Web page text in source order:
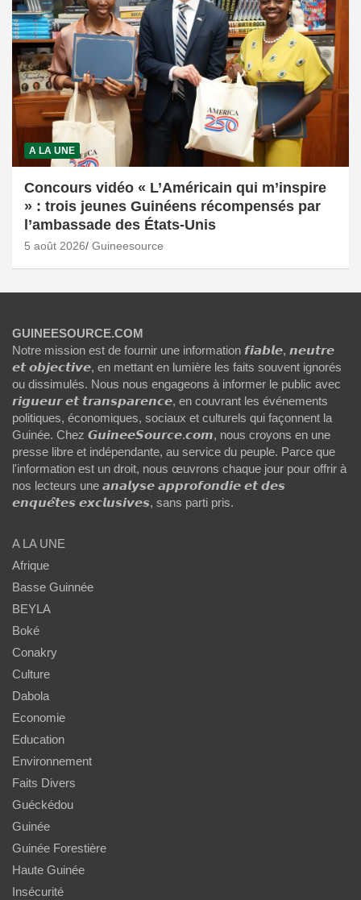
A LA UNE
Concours vidéo « L’Américain qui m’inspire
» : trois jeunes Guinéens récompensés par
l’ambassade des États-Unis
5 août 2026 Guineesource
GUINEESOURCE.COM
Notre mission est de fournir une information 𝙛𝙞𝙖𝙗𝙡𝙚, 𝙣𝙚𝙪𝙩𝙧𝙚
𝙚𝙩 𝙤𝙗𝙟𝙚𝙘𝙩𝙞𝙫𝙚, en mettant en lumière les faits souvent ignorés
ou dissimulés. Nous nous engageons à informer le public avec
𝙧𝙞𝙜𝙪𝙚𝙪𝙧 𝙚𝙩 𝙩𝙧𝙖𝙣𝙨𝙥𝙖𝙧𝙚𝙣𝙘𝙚, en couvrant les événements
politiques, économiques, sociaux et culturels qui façonnent la
Guinée. Chez 𝙂𝙪𝙞𝙣𝙚𝙚𝙎𝙤𝙪𝙧𝙘𝙚.𝙘𝙤𝙢, nous croyons en une
presse libre et indépendante, au service du peuple. Parce que
l'information est un droit, nous œuvrons chaque jour pour offrir à
nos lecteurs une 𝙖𝙣𝙖𝙡𝙮𝙨𝙚 𝙖𝙥𝙥𝙧𝙤𝙛𝙤𝙣𝙙𝙞𝙚 𝙚𝙩 𝙙𝙚𝙨
𝙚𝙣𝙦𝙪𝙚̂𝙩𝙚𝙨 𝙚𝙭𝙘𝙡𝙪𝙨𝙞𝙫𝙚𝙨, sans parti pris.
A LA UNE
Afrique
Basse Guinnée
BEYLA
Boké
Conakry
Culture
Dabola
Economie
Education
Environnement
Faits Divers
Guéckédou
Guinée
Guinée Forestière
Haute Guinée
Insécurité